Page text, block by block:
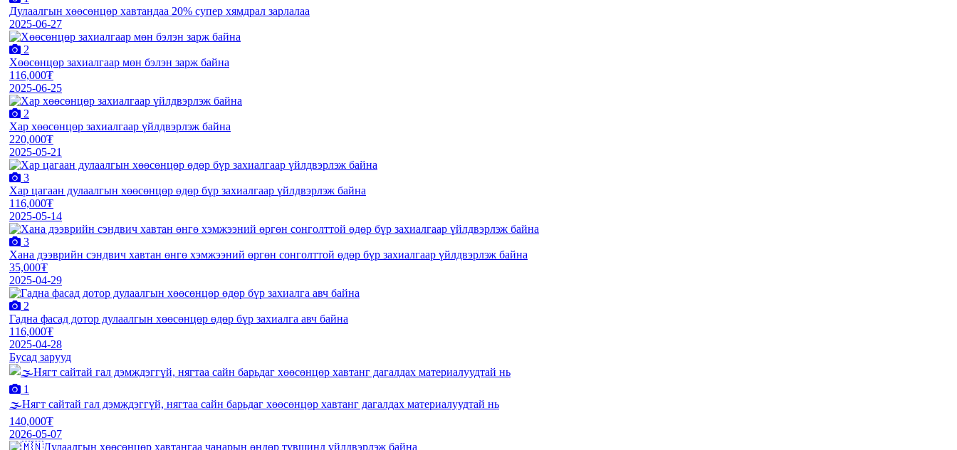
Дулаалгын хөөсөнцөр хавтандаа 20% супер хямдрал зарлалаа
2025-06-27
2
Хөөсөнцөр захиалгаар мөн бэлэн зарж байна
116,000₮
2025-06-25
2
Хар хөөсөнцөр захиалгаар үйлдвэрлэж байна
220,000₮
2025-05-21
3
Хар цагаан дулаалгын хөөсөнцөр өдөр бүр захиалгаар үйлдвэрлэж байна
116,000₮
2025-05-14
3
Хана дээврийн сэндвич хавтан өнгө хэмжээний өргөн сонголттой өдөр бүр захиалгаар үйлдвэрлэж байна
35,000₮
2025-04-29
2
Гадна фасад дотор дулаалгын хөөсөнцөр өдөр бүр захиалга авч байна
116,000₮
2025-04-28
Бусад зарууд
1
🌫️Нягт сайтай гал дэмждэггүй, нягтаа сайн барьдаг хөөсөнцөр хавтанг дагалдах материалуудтай нь
140,000₮
2026-05-07